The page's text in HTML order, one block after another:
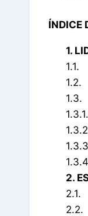
ÍNDICE
1.
1.1.
1.2.
1.3.
2.
2.1.
2.2.